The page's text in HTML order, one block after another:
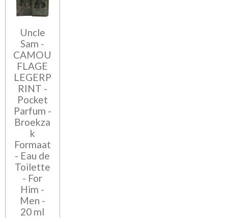
Uncle
Sam -
CAMOU
FLAGE
LEGERP
RINT -
Pocket
Parfum -
Broekza
k
Formaat
- Eau de
Toilette
- For
Him -
Men -
20 ml